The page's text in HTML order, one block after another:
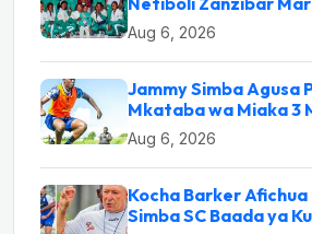
Aug 6, 2026
Jammy Simba Agusa
Mkataba wa Miaka 3
Aug 6, 2026
Kocha Barker
Simba SC Baada ya